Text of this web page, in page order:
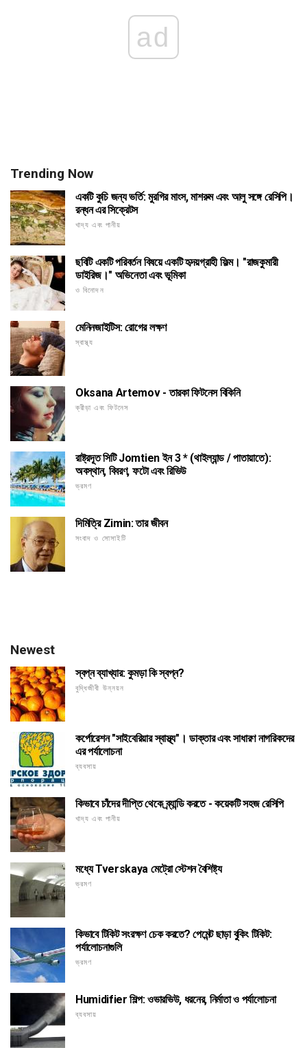
ad
Trending Now
একটি কুচি জন্য ভর্তি: মুরগির মাংস, মাশরুম এবং আলু সঙ্গে রেসিপি।
রন্ধন এর সিক্রেটস
খাদ্য এবং পানীয়
ছবিটি একটি পরিবর্তন বিষয়ে একটি হৃদয়গ্রাহী ফিল্ম। "রাজকুমারী
ডাইরিজ।" অভিনেতা এবং ভূমিকা
ও বিনোদন
মেনিনজাইটিস: রোগের লক্ষণ
স্বাস্থ্য
Oksana Artemov - তারকা ফিটনেস বিকিনি
ক্রীড়া এবং ফিটনেস
রাষ্ট্রদূত সিটি Jomtien ইন 3 * (থাইল্যান্ড / পাতায়াতে):
অবস্থান, বিবরণ, ফটো এবং রিভিউ
ভ্রমণ
দিমিত্রি Zimin: তার জীবন
সংবাদ ও সোসাইটি
Newest
স্বপ্ন ব্যাখ্যার: কুমড়া কি স্বপ্ন?
বুদ্ধিজীবী উন্নয়ন
কর্পোরেশন "সাইবেরিয়ার স্বাস্থ্য"। ডাক্তার এবং সাধারণ নাগরিকদের
এর পর্যালোচনা
ব্যবসায়
কিভাবে চাঁদের দীপ্তি থেকে ব্র্যান্ডি করতে - কয়েকটি সহজ রেসিপি
খাদ্য এবং পানীয়
মধ্যে Tverskaya মেট্রো স্টেশন বৈশিষ্ট্য
ভ্রমণ
কিভাবে টিকিট সংরক্ষণ চেক করতে? পেমেন্ট ছাড়া বুকিং টিকিট:
পর্যালোচনাগুলি
ভ্রমণ
Humidifier শিল্প: ওভারভিউ, ধরনের, নির্মাতা ও পর্যালোচনা
ব্যবসায়